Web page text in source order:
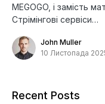
MEGOGO, і замість
Стрімінгові сервіси…
John Muller
10 Листопада
Recent Posts